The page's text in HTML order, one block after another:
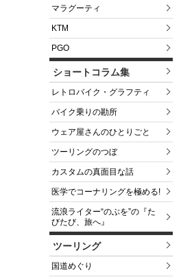
マラグーティ
KTM
PGO
ショートコラム集
レトロバイク・グラフティ
バイク乗りの勘所
ウェア屋さんのひとりごと
ツーリングのつぼ
カスタムの真面目な話
医学でコーナリングを極める!
流浪ライター“のぶを”の『た
びたび、旅へ』
ツーリング
国道めぐり